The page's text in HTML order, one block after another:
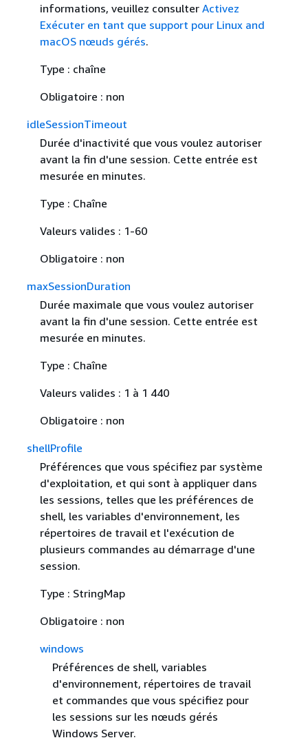
informations, veuillez consulter Activez
Exécuter en tant que support pour Linux and
macOS nœuds gérés.
Type : chaîne
Obligatoire : non
idleSessionTimeout
Durée d'inactivité que vous voulez autoriser
avant la fin d'une session. Cette entrée est
mesurée en minutes.
Type : Chaîne
Valeurs valides : 1-60
Obligatoire : non
maxSessionDuration
Durée maximale que vous voulez autoriser
avant la fin d'une session. Cette entrée est
mesurée en minutes.
Type : Chaîne
Valeurs valides : 1 à 1 440
Obligatoire : non
shellProfile
Préférences que vous spécifiez par système
d'exploitation, et qui sont à appliquer dans
les sessions, telles que les préférences de
shell, les variables d'environnement, les
répertoires de travail et l'exécution de
plusieurs commandes au démarrage d'une
session.
Type : StringMap
Obligatoire : non
windows
Préférences de shell, variables
d'environnement, répertoires de travail
et commandes que vous spécifiez pour
les sessions sur les nœuds gérés
Windows Server.